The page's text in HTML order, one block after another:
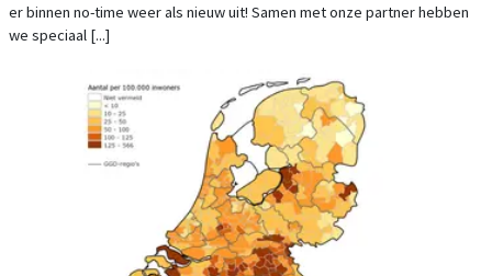
er binnen no-time weer als nieuw uit! Samen met onze partner hebben
we speciaal [...]